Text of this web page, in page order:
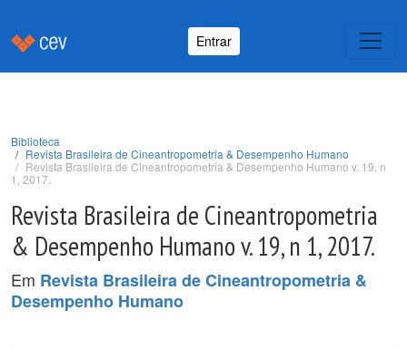
Entrar
Biblioteca
Revista Brasileira de Cineantropometria & Desempenho Humano
Revista Brasileira de Cineantropometria & Desempenho Humano v. 19, n
1, 2017.
Revista Brasileira de Cineantropometria
& Desempenho Humano v. 19, n 1, 2017.
Em Revista Brasileira de Cineantropometria &
Desempenho Humano